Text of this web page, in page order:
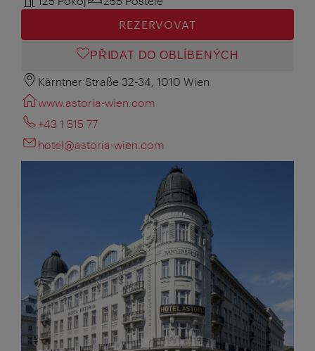
REZERVOVAT
PŘIDAT DO OBLÍBENÝCH
Kärntner Straße 32-34, 1010 Wien
www.astoria-wien.com
+43 1 515 77
hotel@astoria-wien.com